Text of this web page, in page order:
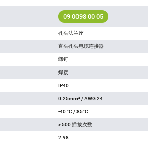
09 0098 00 05
孔头法兰座
直头孔头电缆连接器
螺钉
焊接
IP40
0.25mm² / AWG 24
-40 °C / 85°C
> 500 插拔次数
2.98